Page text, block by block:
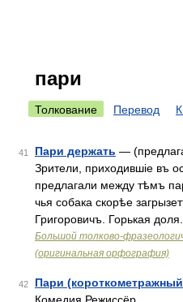
пари
Толкование Перевод
41 Пари держать —
Зрители, приходившіе въ
предлагали между тѣмъ
чья собака скорѣе
Григоровичъ. Горькая
Большой толково-
(оригинальная орфография)
42 Пари